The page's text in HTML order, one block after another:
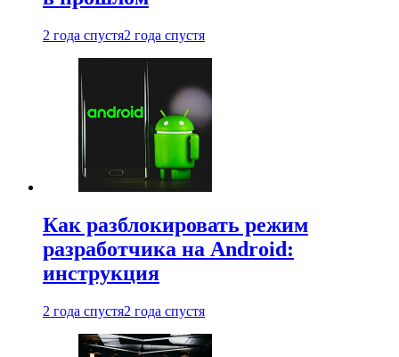
2 года спустя2 года спустя
Как разблокировать режим
разработчика на Android:
инструкция
2 года спустя2 года спустя